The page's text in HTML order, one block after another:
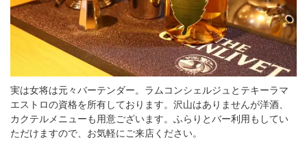
実は女将は元々バーテンダー。ラムコンシェルジュとテキーラマ
エストロの資格を所有しております。沢山はありませんが洋酒、
カクテルメニューも用意ございます。ふらりとバー利用もしてい
ただけますので、お気軽にご来店ください。